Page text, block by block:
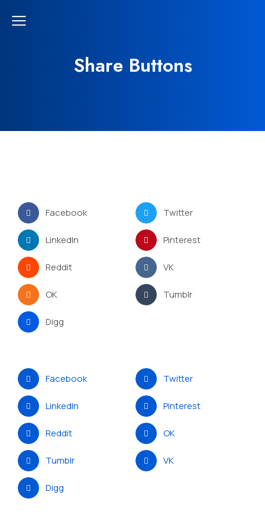
Share Buttons
Facebook Twitter
LinkedIn Pinterest
Reddit VK
OK Tumblr
Digg
Facebook Twitter
LinkedIn Pinterest
Reddit OK
Tumblr VK
Digg